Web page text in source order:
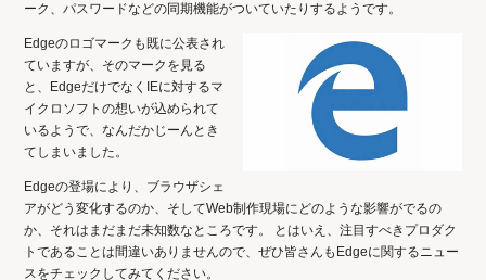
ーク、パスワードなどの同期機能がついていたりするようです。
Edgeのロゴマークも既に公表され
ていますが、そのマークを見る
と、EdgeだけでなくIEに対するマ
イクロソフトの想いが込められて
いるようで、なんだかじーんとき
てしまいました。
Edgeの登場により、ブラウザシェ
アがどう変化するのか、そしてWeb制作現場にどのような影響がでるの
か、それはまだまだ未知数なところです。 とはいえ、注目すべきプロダク
トであることは間違いありませんので、ぜひ皆さんもEdgeに関するニュー
スをチェックしてみてください。